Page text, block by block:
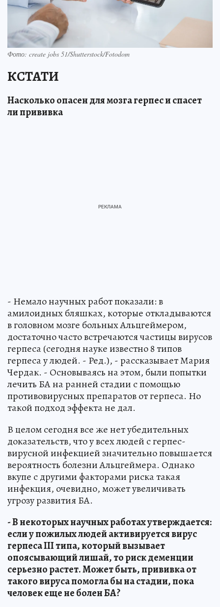
Фото: create jobs 51/Shutterstock/Fotodom
КСТАТИ
Насколько опасен для мозга герпес и спасет
ли прививка
- Немало научных работ показали: в
амилоидных бляшках, которые откладываются
в головном мозге больных Альцгеймером,
достаточно часто встречаются частицы вирусов
герпеса (сегодня науке известно 8 типов
герпеса у людей. - Ред.), - рассказывает Мария
Чердак. - Основываясь на этом, были попытки
лечить БА на ранней стадии с помощью
противовирусных препаратов от герпеса. Но
такой подход эффекта не дал.
В целом сегодня все же нет убедительных
доказательств, что у всех людей с герпес-
вирусной инфекцией значительно повышается
вероятность болезни Альцгеймера. Однако
вкупе с другими факторами риска такая
инфекция, очевидно, может увеличивать
угрозу развития БА.
- В некоторых научных работах утверждается:
если у пожилых людей активируется вирус
герпеса III типа, который вызывает
опоясывающий лишай, то риск деменции
серьезно растет. Может быть, прививка от
такого вируса помогла бы на стадии, пока
человек еще не болен БА?